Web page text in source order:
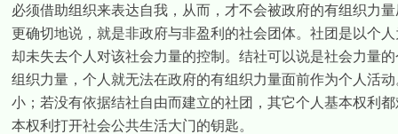
必须借助组织来表达自我，从而，才不会被政府的有组织力
更确切地说，就是非政府与非盈利的社会团体。社团是以个
却未失去个人对该社会力量的控制。结社可以说是社会力量
组织力量，个人就无法在政府的有组织力量面前作为个人活
小；若没有依据结社自由而建立的社团，其它个人基本权利
本权利打开社会公共生活大门的钥匙。